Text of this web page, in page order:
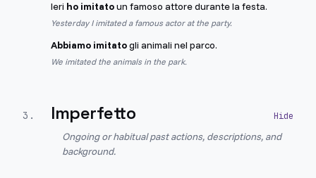
Ieri ho imitatoun famoso attore durante la festa.
Yesterday I imitated a famous actor at the party.
Abbiamo imitatogli animali nel parco.
We imitated the animals in the park.
3 . Imperfetto
Ongoing or habitual past actions, descriptions, and
background.